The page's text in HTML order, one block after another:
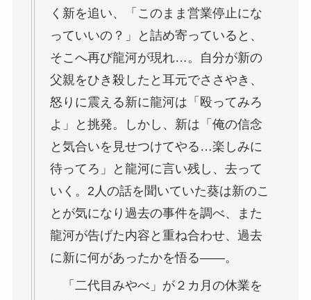
く新を追い、「このまま営業停止にな
っていいの？」と詰め寄っていると、
そこへ再び龍河が現れ…。自分が新の
父親をひき殺したと耳元でささやき、
怒りに震える新に龍河は「殴ってみろ
よ」と挑発。しかし、新は「俺の信念
と気合いを見せつけてやる…楽しみに
待ってろ」と龍河に言い残し、去って
いく。2人の話を聞いていた葵は新のこ
とが気になり過去の事件を調べ、また
龍河が告げた内容と重ね合わせ、過去
に新に何があったかを悟る――。
「二代目みやべ」が２カ月の休業を